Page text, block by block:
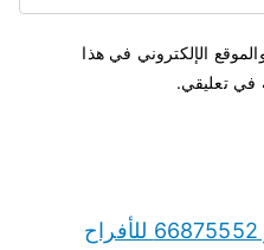
الإلكتروني في هذا
في تعليقي.
تأجير قاعات للمناسبات بنيدر 66875552 للأفراح